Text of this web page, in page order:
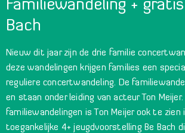
Familiewandeling +
Bach
Nieuw dit jaar zijn de drie familie
deze wandelingen krijgen families een
reguliere concertwandeling. De
en staan onder leiding van acteur Ton
familiewandelingen is Ton Meijer ook te zien
toegankelijke 4+ jeugdvoorstelling Be Bach